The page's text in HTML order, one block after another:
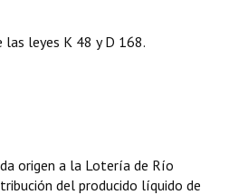
las leyes K 48 y D 168.
origen a la Lotería de Río
del producido líquido de